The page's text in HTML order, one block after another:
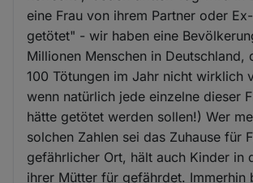
eine Frau von ihrem Partner oder
getötet" - wir haben eine
Millionen Menschen in Deutschland,
100 Tötungen im Jahr nicht wirklich
wenn natürlich jede einzelne dieser
hätte getötet werden sollen!) Wer
solchen Zahlen sei das Zuhause für
gefährlicher Ort, hält auch Kinder in
ihrer Mütter für gefährdet. Immerhin